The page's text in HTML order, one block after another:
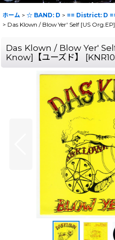
ホーム > ☆ BAND: D > == District: D
> Das Klown / Blow Yer' Self [US
Das Klown / Blow Yer'
Know]【ユーズド】
[